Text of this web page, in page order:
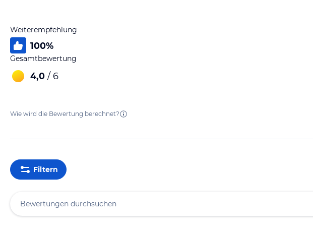
Weiterempfehlung
100%
Gesamtbewertung
4,0 / 6
Wie wird die Bewertung berechnet?
Filtern